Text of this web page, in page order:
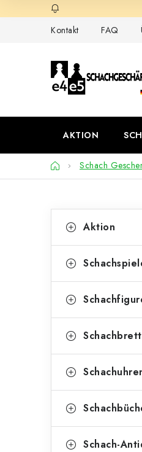
Inhalt
Kontakt
FAQ
AKTION
StartseiteSchach
e
t
e
l
e
s
überspringen
a
e
o
i
Aktion
Schach-